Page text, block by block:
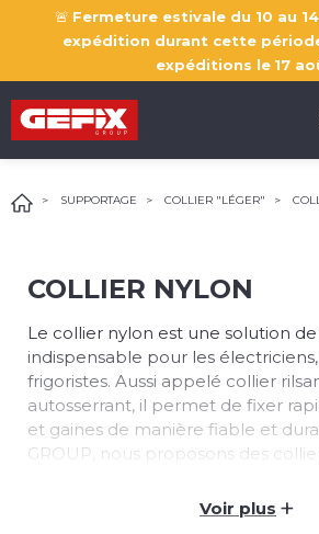
🚨 Fermeture estivale du 10 au
expédition durant cette
expéditions le 17
SUPPORTAGE COLLIER "LÉGER"
COLLIER NYLON
Le collier nylon est une solution
indispensable pour les
frigoristes. Aussi appelé collier
autosserrant, il permet de fixer
et gaines de manière fiable et
GROUP , nous proposons des
normes professionnelles. Stock
Voir plus +